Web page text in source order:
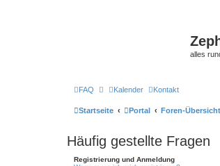
alles
FAQ Kalender Kontakt
Startseite Portal Foren-Übersicht
Häufig gestellte Fragen
Registrierung und Anmeldung